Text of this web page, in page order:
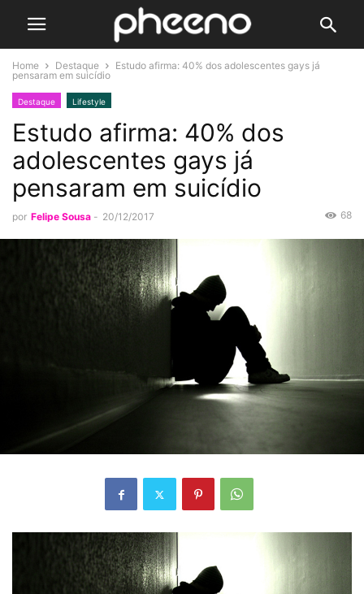
Home Destaque
Estudo afirma: 40% dos adolescentes gays já
pensaram em suicídio
Destaque Lifestyle
Estudo afirma: 40% dos
adolescentes gays já
pensaram em suicídio
por Felipe Sousa - 20/12/2017 68